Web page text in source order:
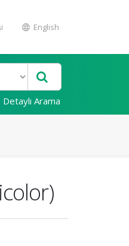
English
Detaylı Arama